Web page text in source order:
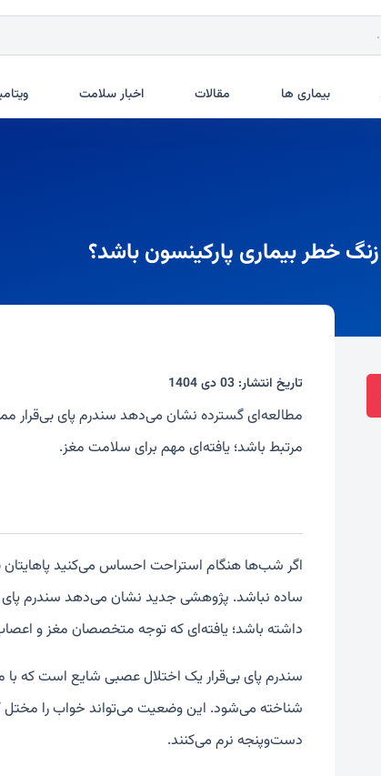
بیماری ها مقالات اخبار سلامت
خطر بیماری پارکینسون باشد؟
تاریخ انتشار: 03 دی 1404
مطالعه‌ای گسترده نشان می‌دهد سندرم پای بی‌قرار
مرتبط باشد؛ یافته‌ای مهم برای سلامت مغز.
اگر شب‌ها هنگام استراحت احساس می‌کنید
ساده نباشد. پژوهشی جدید نشان می‌دهد سندرم پای
داشته باشد؛ یافته‌ای که توجه متخصصان مغز و
سندرم پای بی‌قرار یک اختلال عصبی شایع است که با
شناخته می‌شود. این وضعیت می‌تواند خواب را
دست‌وپنجه نرم می‌کنند.